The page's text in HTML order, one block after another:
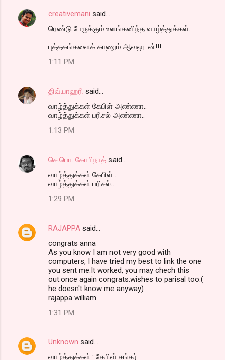
creativemani said…
ரெண்டு பேருக்கும் உளங்கனிந்த வாழ்த்துக்கள்..
புத்தகங்களைக் காணும் ஆவலுடன்!!!
1:11 PM
திவ்யாஹரி said…
வாழ்த்துக்கள் கேபிள் அண்ணா..
வாழ்த்துக்கள் பரிசல் அண்ணா..
1:13 PM
செ.பொ. கோபிநாத் said…
வாழ்த்துக்கள் கேபிள்..
வாழ்த்துக்கள் பரிசல்..
1:29 PM
RAJAPPA said…
congrats anna
As you know I am not very good with
computers, I have tried my best to link the one
you sent me.It worked, you may chech this
out.once again congrats.wishes to parisal too.(
he doesn't know me anyway)
rajappa william
1:31 PM
Unknown said…
வாழ்த்துக்கள் : கேபிள் சங்கர்